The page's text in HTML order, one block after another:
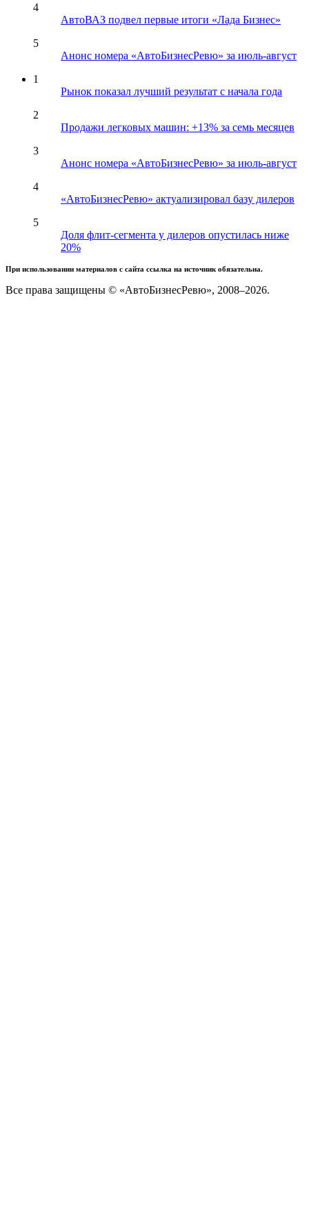
4
АвтоВАЗ подвел первые итоги «Лада Бизнес»
5
Анонс номера «АвтоБизнесРевю» за июль-август
1
Рынок показал лучший результат с начала года
2
Продажи легковых машин: +13% за семь месяцев
3
Анонс номера «АвтоБизнесРевю» за июль-август
4
«АвтоБизнесРевю» актуализировал базу дилеров
5
Доля флит-сегмента у дилеров опустилась ниже
20%
При использовании материалов с сайта ссылка на источник обязательна.
Все права защищены © «АвтоБизнесРевю», 2008–2026.